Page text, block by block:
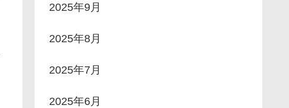
2025年9月
2025年8月
2025年7月
2025年6月